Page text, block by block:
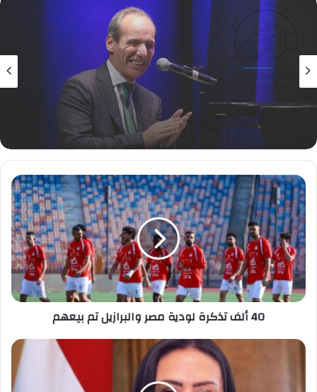
الثقافة
1 أغسطس، 2026
طارق طرقان وأبناؤه وعمرو سليم يختتمان
مهرجان الأوبرا الصيفي 2026
40
ألف
تذكرة
لودية
مصر
والبرازيل
تم
بيعهم
40 ألف تذكرة لودية مصر والبرازيل تم بيعهم
التضامن